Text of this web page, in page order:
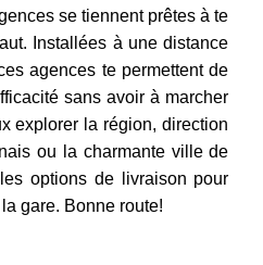
se tiennent prêtes à te
Installées à une distance
agences te permettent de
sans avoir à marcher
explorer la région, direction
ou la charmante ville de
options de livraison pour
gare. Bonne route!